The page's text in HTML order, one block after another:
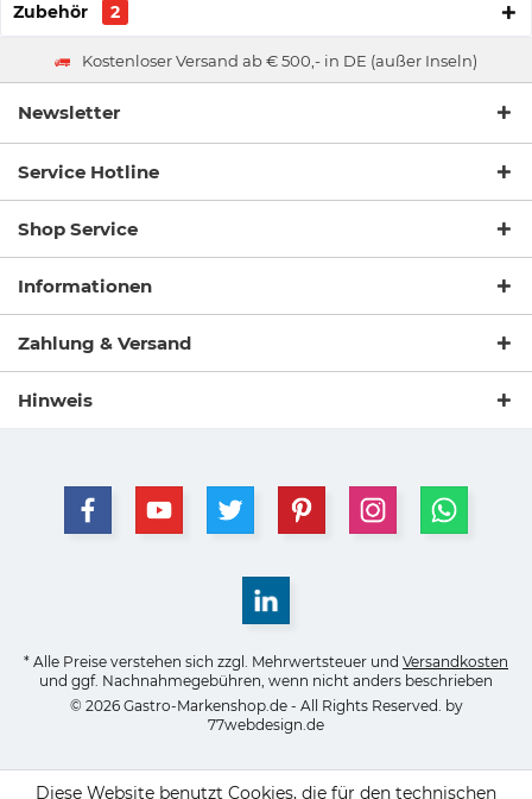
Zubehör 2
Kostenloser Versand ab € 500,- in DE (außer Inseln)
Newsletter
Service Hotline
Shop Service
Informationen
Zahlung & Versand
Hinweis
* Alle Preise verstehen sich zzgl. Mehrwertsteuer und Versandkosten
und ggf. Nachnahmegebühren, wenn nicht anders beschrieben
© 2026 Gastro-Markenshop.de - All Rights Reserved. by
77webdesign.de
Diese Website benutzt Cookies, die für den technischen